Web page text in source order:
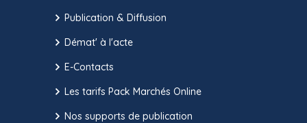
Publication & Diffusion
Démat' à l'acte
E-Contacts
Les tarifs Pack Marchés Online
Nos supports de publication